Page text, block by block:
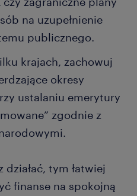
na uzupełnienie
publicznego.
krajach, zachowuj
okresy
ustalaniu emerytury
zgodnie z
działać, tym łatwiej
finanse na spokojną